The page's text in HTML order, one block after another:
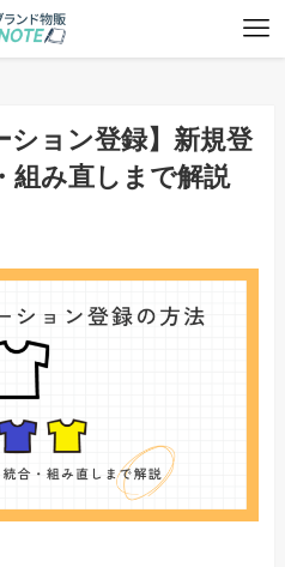
ション登録】新規登
組み直しまで解説